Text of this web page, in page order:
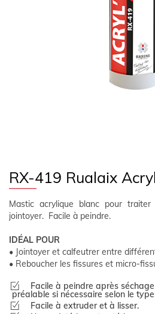
RX-419 Rualaix
Mastic acrylique blanc pour
jointoyer. Facile à peindre.
IDÉAL POUR
• Jointoyer et calfeutrer entre
• Reboucher les fissures et micro-
Facile à peindre après
préalable si nécessaire selon le
Facile à extruder et à lisser.